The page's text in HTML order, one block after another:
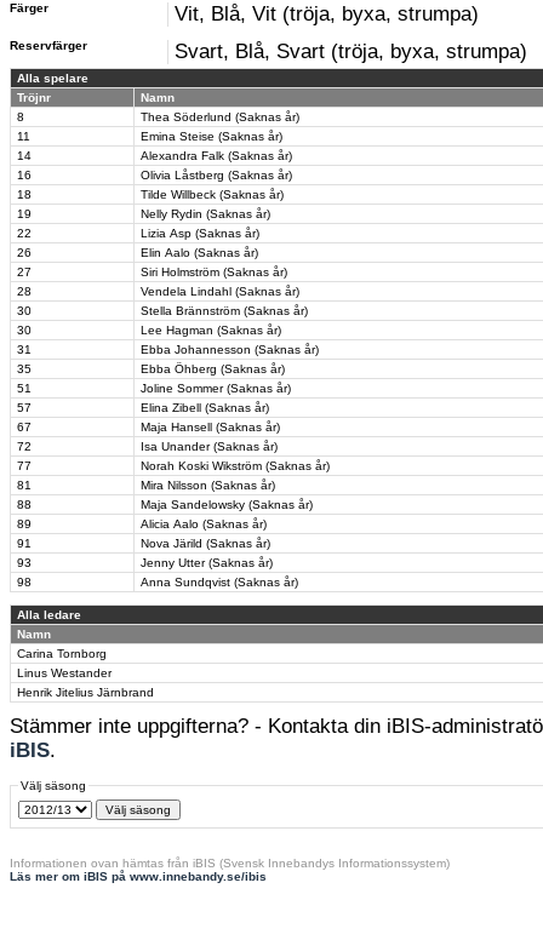
Färger Vit, Blå, Vit (tröja, byxa, strumpa)
Reservfärger Svart, Blå, Svart (tröja, byxa, strumpa)
Alla spelare
Tröjnr
Namn
8
Thea Söderlund (Saknas år)
11
Emina Steise (Saknas år)
14
Alexandra Falk (Saknas år)
16
Olivia Låstberg (Saknas år)
18
Tilde Willbeck (Saknas år)
19
Nelly Rydin (Saknas år)
22
Lizia Asp (Saknas år)
26
Elin Aalo (Saknas år)
27
Siri Holmström (Saknas år)
28
Vendela Lindahl (Saknas år)
30
Stella Brännström (Saknas år)
30
Lee Hagman (Saknas år)
31
Ebba Johannesson (Saknas år)
35
Ebba Öhberg (Saknas år)
51
Joline Sommer (Saknas år)
57
Elina Zibell (Saknas år)
67
Maja Hansell (Saknas år)
72
Isa Unander (Saknas år)
77
Norah Koski Wikström (Saknas år)
81
Mira Nilsson (Saknas år)
88
Maja Sandelowsky (Saknas år)
89
Alicia Aalo (Saknas år)
91
Nova Järild (Saknas år)
93
Jenny Utter (Saknas år)
98
Anna Sundqvist (Saknas år)
Alla ledare
Namn
Carina Tornborg
Linus Westander
Henrik Jitelius Järnbrand
Stämmer inte uppgifterna? - Kontakta din iBIS-
iBIS.
Välj säsong
Informationen ovan hämtas från iBIS (Svensk Innebandys Informationssystem)
Läs mer om iBIS på www.innebandy.se/ibis